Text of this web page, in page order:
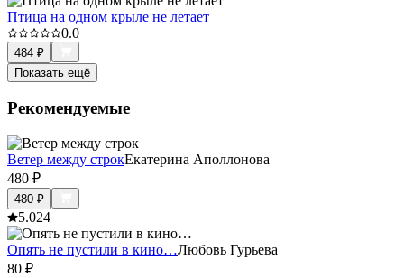
Птица на одном крыле не летает
0.0
484 ₽
Показать ещё
Рекомендуемые
Ветер между строкЕкатерина Аполлонова
480 ₽
480 ₽
5.024
Опять не пустили в кино…Любовь Гурьева
80 ₽